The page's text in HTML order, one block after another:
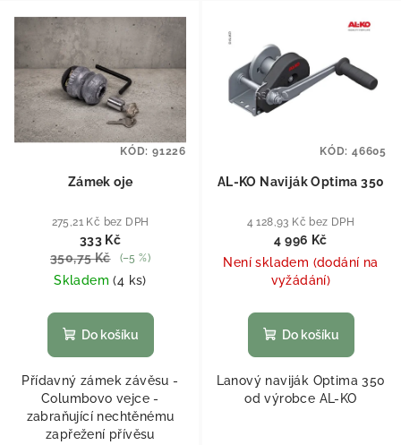
Zámek oje
275,21 Kč bez DPH
333 Kč
350,75 Kč
(–5 %)
Skladem(4 ks)
Do košíku
Přídavný zámek závěsu -
Columbovo vejce -
zabraňující nechtěnému
zapřežení přívěsu
KÓD: 91226
AL-KO Naviják Optima 350
4 128,93 Kč bez DPH
4 996 Kč
Není skladem (dodání na
vyžádání)
Do košíku
Lanový naviják Optima 350
od výrobce AL-KO
KÓD: 46605